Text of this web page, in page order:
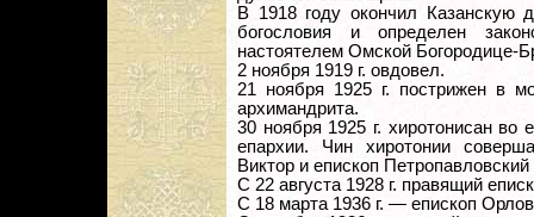
В 1918 году окончил Казанскую
богословия и определен
настоятелем Омской Богородице-
2 ноября 1919 г. овдовел.
21 ноября 1925 г. пострижен в
архимандрита.
30 ноября 1925 г. хиротонисан во
епархии. Чин хиротонии
Виктор и епископ
С 22 августа 1928 г. правящий
С 18 марта 1936 г. — епископ